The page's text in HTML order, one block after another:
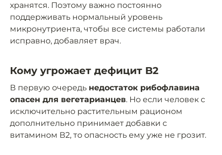
хранятся. Поэтому важно постоянно
поддерживать нормальный уровень
микронутриента, чтобы все системы работали
исправно, добавляет врач.
Кому угрожает дефицит B2
В первую очередь недостаток рибофлавина
опасен для вегетарианцев. Но если человек с
исключительно растительным рационом
дополнительно принимает добавки с
витамином В2, то опасность ему уже не грозит.